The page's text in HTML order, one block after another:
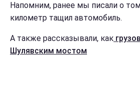
Напомним, ранее мы писали о
километр тащил автомобиль.
А также рассказывали, как
Шулявским мостом